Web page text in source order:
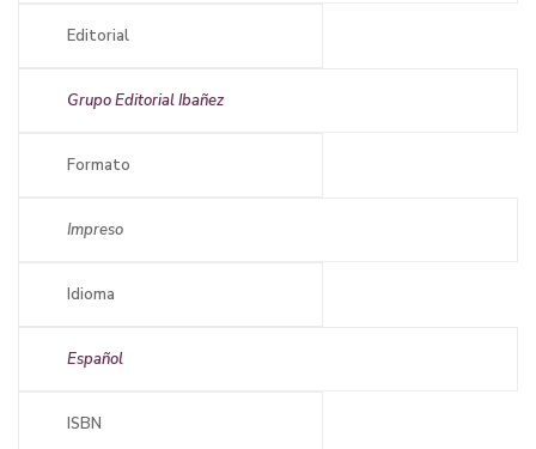
Editorial
Grupo Editorial Ibañez
Formato
Impreso
Idioma
Español
ISBN